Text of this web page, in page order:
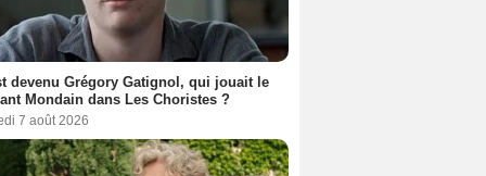
devenu Grégory Gatignol, qui jouait le
Mondain dans Les Choristes ?
7 août 2026